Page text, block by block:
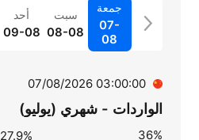
جمعة
07-
08
سبت
08-08
أحد
09-08
03:00:00 07/08/2026
الواردات - شهري (يوليو)
36%
27.9%